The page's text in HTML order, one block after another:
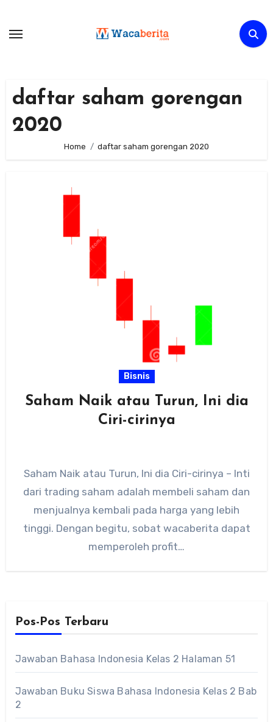
content
daftar saham gorengan
2020
Home daftar saham gorengan 2020
Bisnis
Saham Naik atau Turun, Ini dia
Ciri-cirinya
Saham Naik atau Turun, Ini dia Ciri-cirinya – Inti
dari trading saham adalah membeli saham dan
menjualnya kembali pada harga yang lebih
tinggi. Dengan begitu, sobat wacaberita dapat
memperoleh profit…
Pos-Pos Terbaru
Jawaban Bahasa Indonesia Kelas 2 Halaman 51
Jawaban Buku Siswa Bahasa Indonesia Kelas 2 Bab
2